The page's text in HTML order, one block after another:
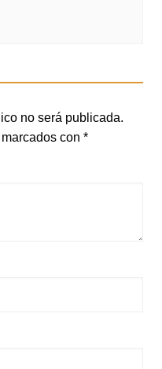
no será publicada.
con *